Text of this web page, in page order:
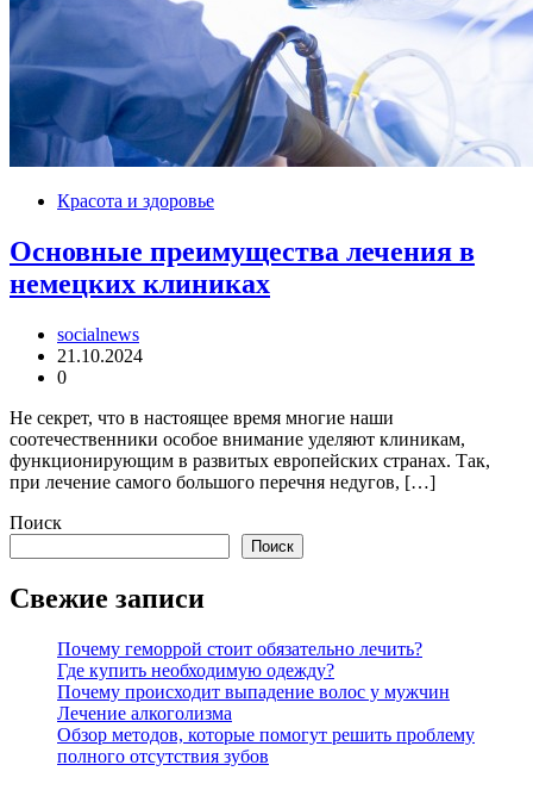
Красота и здоровье
Основные преимущества лечения в
немецких клиниках
socialnews
21.10.2024
0
Не секрет, что в настоящее время многие наши
соотечественники особое внимание уделяют клиникам,
функционирующим в развитых европейских странах. Так,
при лечение самого большого перечня недугов, […]
Поиск
Поиск
Свежие записи
Почему геморрой стоит обязательно лечить?
Где купить необходимую одежду?
Почему происходит выпадение волос у мужчин
Лечение алкоголизма
Обзор методов, которые помогут решить проблему
полного отсутствия зубов